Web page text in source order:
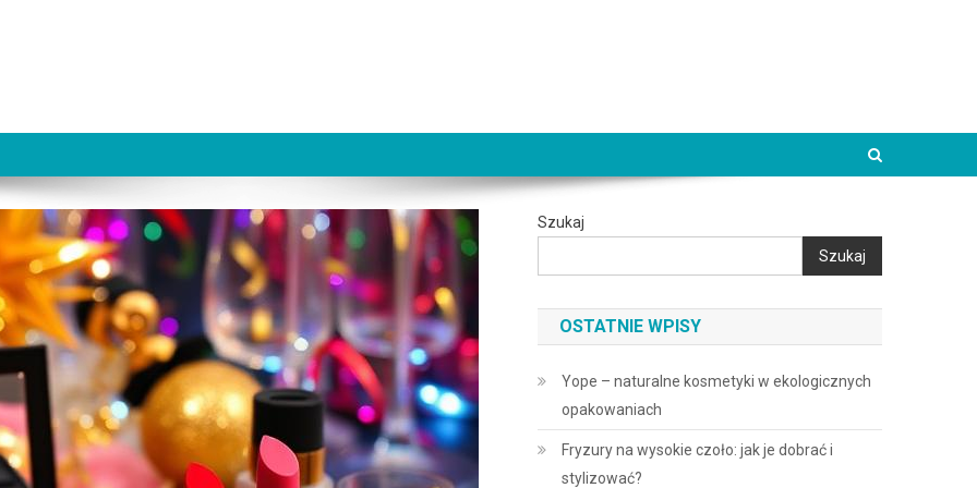
Szukaj
Szukaj
OSTATNIE WPISY
Yope – naturalne kosmetyki w ekologicznych
opakowaniach
Fryzury na wysokie czoło: jak je dobrać i
stylizować?